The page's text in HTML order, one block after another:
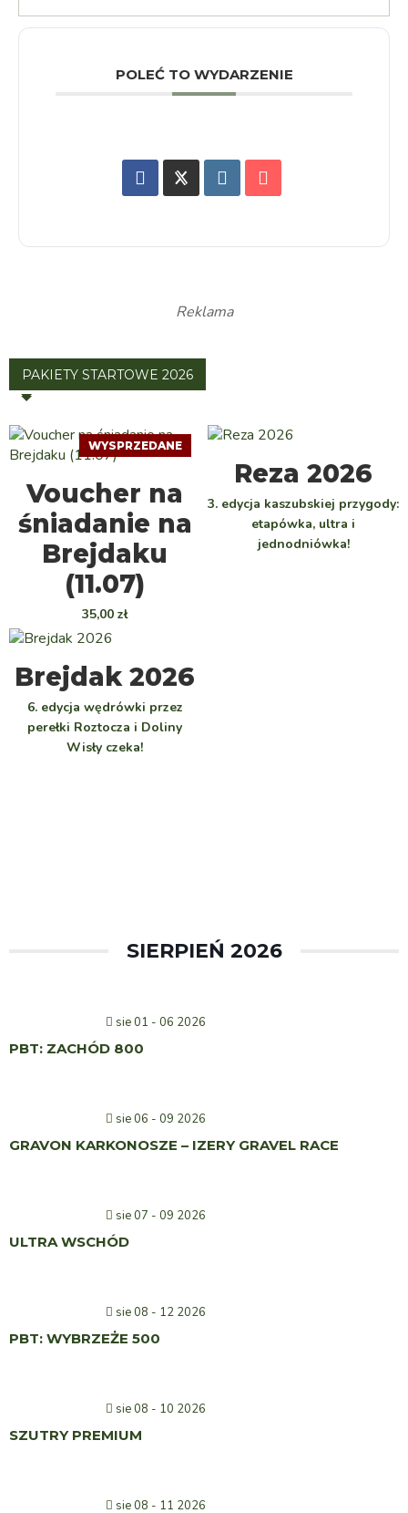
POLEĆ TO WYDARZENIE
Reklama
PAKIETY STARTOWE 2026
WYSPRZEDANE
DOWIEDZ SIĘ WIĘCEJ
Voucher na
śniadanie na
Brejdaku
(11.07)
35,00 zł
WYBIERZ
Reza 2026
3. edycja kaszubskiej przygody:
etapówka, ultra i
jednodniówka!
WYBIERZ
Brejdak 2026
6. edycja wędrówki przez
perełki Roztocza i Doliny
Wisły czeka!
SIERPIEŃ 2026
sie 01 - 06 2026
PBT: ZACHÓD 800
sie 06 - 09 2026
GRAVON KARKONOSZE – IZERY GRAVEL RACE
sie 07 - 09 2026
ULTRA WSCHÓD
sie 08 - 12 2026
PBT: WYBRZEŻE 500
sie 08 - 10 2026
SZUTRY PREMIUM
sie 08 - 11 2026